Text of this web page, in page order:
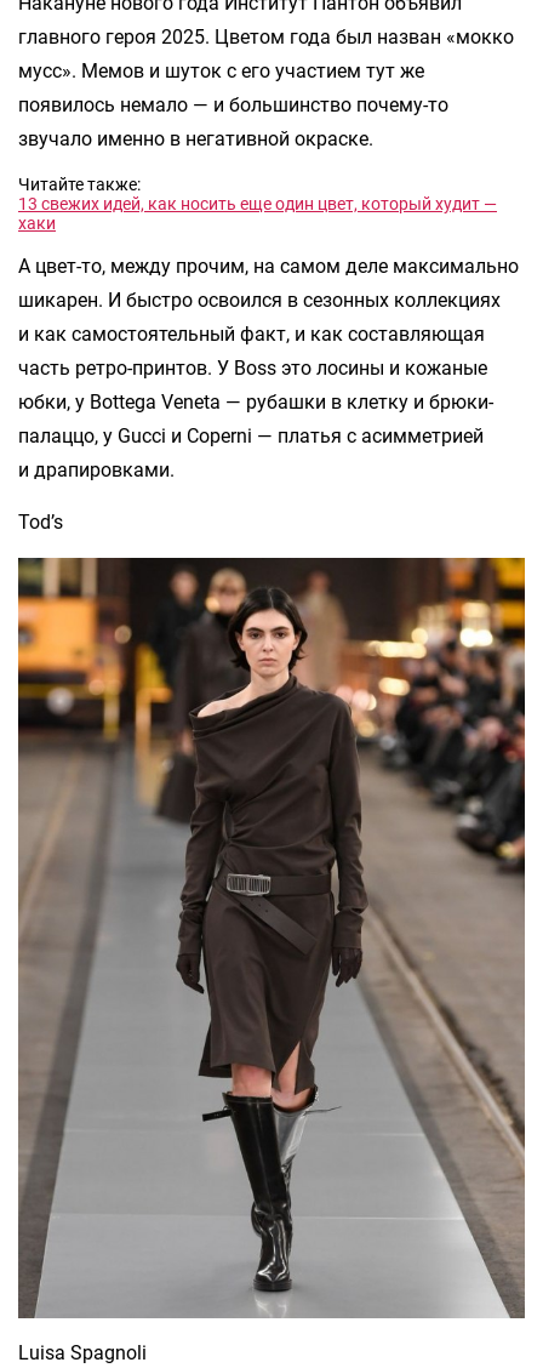
главного героя 2025. Цветом года был назван «мокко
мусс». Мемов и шуток с его участием тут же
появилось немало — и большинство почему-то
звучало именно в негативной окраске.
Читайте также:
13 свежих идей, как носить еще один цвет, который худит —
хаки
А цвет-то, между прочим, на самом деле максимально
шикарен. И быстро освоился в сезонных коллекциях
и как самостоятельный факт, и как составляющая
часть ретро-принтов. У Boss это лосины и кожаные
юбки, у Bottega Veneta — рубашки в клетку и брюки-
палаццо, у Gucci и Coperni — платья с асимметрией
и драпировками.
Tod’s
Luisa Spagnoli